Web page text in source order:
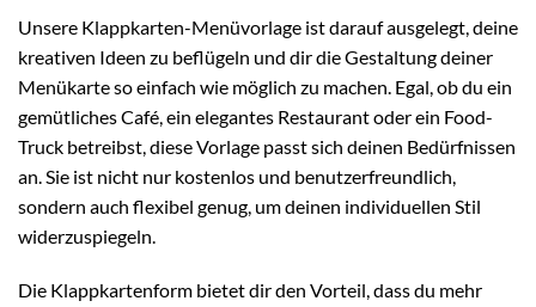
Unsere Klappkarten-Menüvorlage ist darauf ausgelegt, deine
kreativen Ideen zu beflügeln und dir die Gestaltung deiner
Menükarte so einfach wie möglich zu machen. Egal, ob du ein
gemütliches Café, ein elegantes Restaurant oder ein Food-
Truck betreibst, diese Vorlage passt sich deinen Bedürfnissen
an. Sie ist nicht nur kostenlos und benutzerfreundlich,
sondern auch flexibel genug, um deinen individuellen Stil
widerzuspiegeln.
Die Klappkartenform bietet dir den Vorteil, dass du mehr